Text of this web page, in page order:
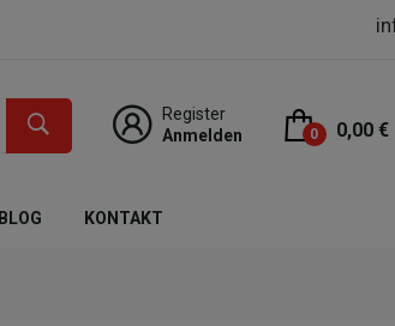
Register
Anmelden
0 0,00 €
BLOG KONTAKT